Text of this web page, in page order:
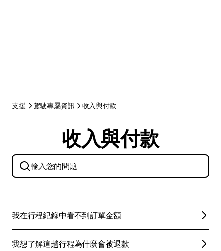
支援 駕駛專屬資訊 收入與付款
收入與付款
我在行程紀錄中看不到訂單金額
我想了解這趟行程為什麼會被退款